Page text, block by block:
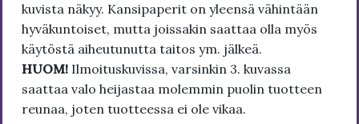
kuvista näkyy. Kansipaperit on yleensä vähintään
hyväkuntoiset, mutta joissakin saattaa olla myös
käytöstä aiheutunutta taitos ym. jälkeä.
HUOM! Ilmoituskuvissa, varsinkin 3. kuvassa
saattaa valo heijastaa molemmin puolin tuotteen
reunaa, joten tuotteessa ei ole vikaa.